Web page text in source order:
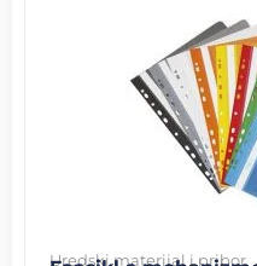
Uredski materijal i pribor